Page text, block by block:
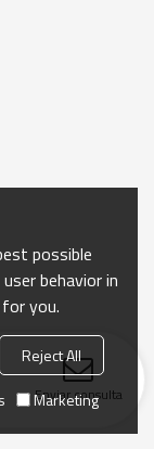
Enviar consulta
possible
behavior in
you.
Reject All
Marketing